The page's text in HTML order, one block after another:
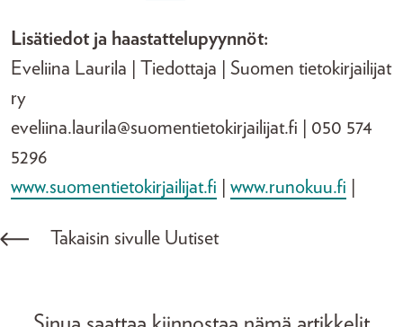
Lisätiedot ja haastattelupyynnöt:
Eveliina Laurila | Tiedottaja | Suomen tietokirjailijat
ry
eveliina.laurila@suomentietokirjailijat.fi | 050 574
5296
www.suomentietokirjailijat.fi
www.runokuu.fi
Takaisin sivulle Uutiset